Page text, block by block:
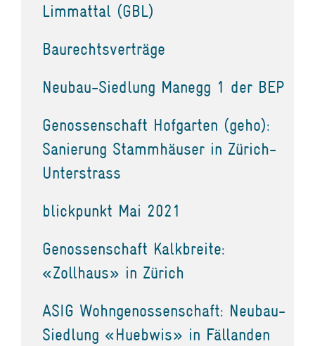
Limmattal (GBL)
Baurechtsverträge
Neubau-Siedlung Manegg 1 der BEP
Genossenschaft Hofgarten (geho):
Sanierung Stammhäuser in Zürich-
Unterstrass
blickpunkt Mai 2021
Genossenschaft Kalkbreite:
«Zollhaus» in Zürich
ASIG Wohngenossenschaft: Neubau-
Siedlung «Huebwis» in Fällanden